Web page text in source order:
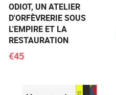
ODIOT, UN ATELIER
D'ORFÈVRERIE SOUS
L'EMPIRE ET LA
RESTAURATION
€45